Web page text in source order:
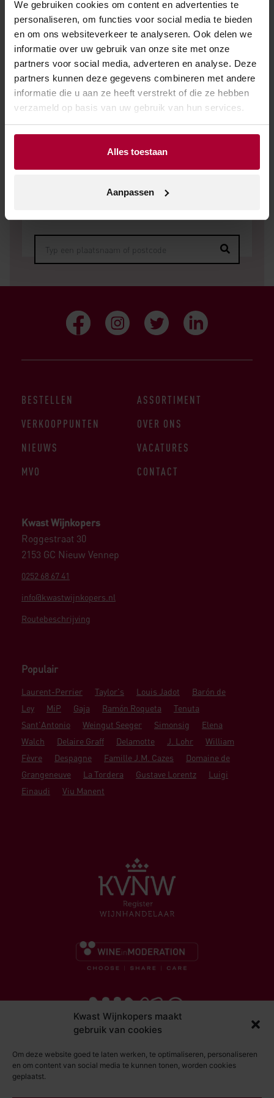
We gebruiken cookies om content en advertenties te
personaliseren, om functies voor social media te bieden
en om ons websiteverkeer te analyseren. Ook delen we
informatie over uw gebruik van onze site met onze
partners voor social media, adverteren en analyse. Deze
partners kunnen deze gegevens combineren met andere
informatie die u aan ze heeft verstrekt of die ze hebben
verzameld op basis van uw gebruik van hun services.
Alles toestaan
Aanpassen
Kwast Wijnkopers maakt
gebruik van cookies
Om deze website goed te laten werken, te optimaliseren, personaliseren
en om content van social media te kunnen tonen, worden cookies
geplaatst.
NEEM CONTACT OP
Verkooppunt zoeken
postcode in en vind het dichtstbijzijnde
Kwast Wijnkopers
Roggestraat 30
2153 GC Nieuw Vennep
0252 68 67 41
info@kwastwijnkopers.nl
Routebeschrijving
Populair
Laurent-Perrier Taylor's Louis Jadot
Barón de
Ley
MiP Gaja Ramón Roqueta
Tenuta
Sant'Antonio
Weingut Seeger Simonsig
Elena
Walch
Delaire Graff Delamotte J. Lohr
William
Fèvre
Despagne Famille J.M. Cazes
Domaine de
Grangeneuve
La Tordera Gustave Lorentz
Luigi
Einaudi
Viu Manent
BESTELLEN
ASSORTIMENT
VERKOOPPUNTEN
OVER ONS
NIEUWS
VACATURES
MVO
CONTACT